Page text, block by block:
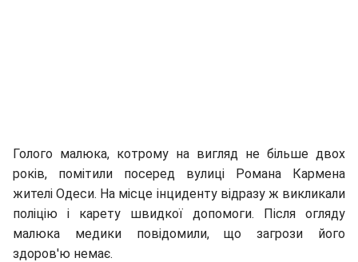
Голого малюка, котрому на вигляд не більше двох
років, помітили посеред вулиці Романа Кармена
жителі Одеси. На місце інциденту відразу ж викликали
поліцію і карету швидкої допомоги. Після огляду
малюка медики повідомили, що загрози його
здоров'ю немає.